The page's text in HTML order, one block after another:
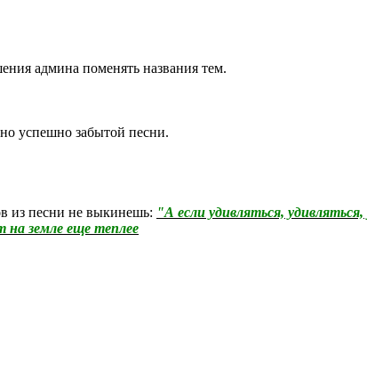
админа поменять названия тем.
успешно забытой песни.
из песни не выкинешь: "А если удивляться,
земле еще теплее